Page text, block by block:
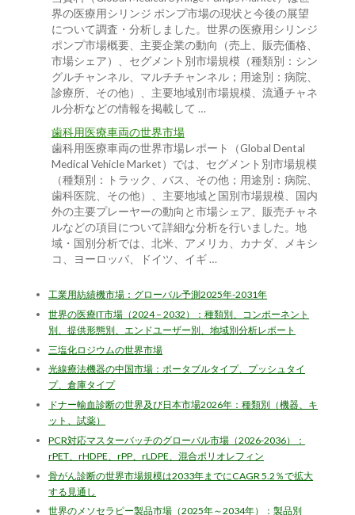
界の医療用シリンジ ポンプ市場の現状と今後の展望
について調査・分析しました。世界の医療用シリンジ
ポンプ市場概要、主要企業の動向（売上、販売価格、
市場シェア）、セグメント別市場規模（種類別：シン
グルチャンネル、マルチチャンネル；用途別：病院、
診療所、その他）、主要地域別市場規模、流通チャネ
ル分析などの情報を掲載して …
歯科用医療車両の世界市場
歯科用医療車両の世界市場レポート（Global Dental
Medical Vehicle Market）では、セグメント別市場規模
（種類別：トラック、バス、その他；用途別：病院、
歯科医院、その他）、主要地域と国別市場規模、国内
外の主要プレーヤーの動向と市場シェア、販売チャネ
ルなどの項目について詳細な分析を行いました。地
域・国別分析では、北米、アメリカ、カナダ、メキシ
コ、ヨーロッパ、ドイツ、イギ …
工業用紡績機市場：グローバル予測2025年-2031年
世界の医療IT市場（2024 – 2032）：種類別、コンポーネント
別、提供形態別、エンドユーザー別、地域別分析レポート
三塩化ロジウムの世界市場
光線療法機器の中国市場：ポータブルタイプ、プッシュタイ
プ、倉庫タイプ
ドナー輸血診断の世界及び日本市場2026年：種類別（機器、キ
ット、試薬）
PCR対応マスターバッチのグローバル市場（2026-2036）：
rPET、rHDPE、rPP、rLDPE、混合ポリオレフィン
骨がん診断の世界市場規模は2033年までにCAGR 5.2％で拡大
する見通し
世界のメソセラピー製品市場（2025年～2034年）：製品別